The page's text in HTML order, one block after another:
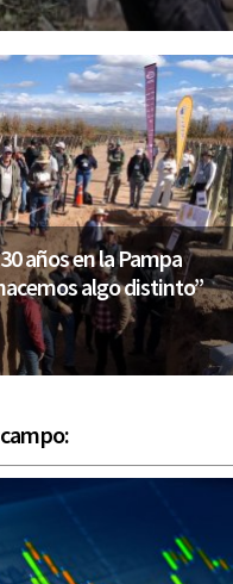
años en la Pampa
algo distinto”